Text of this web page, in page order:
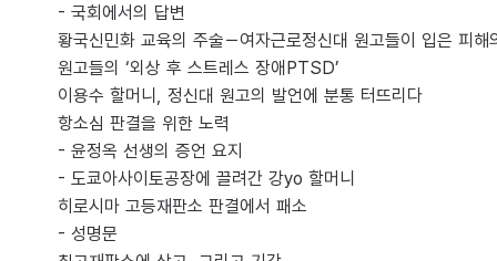
- 국회에서의 답변
황국신민화 교육의 주술－여자근로정신대 원고들이 입은 피해
원고들의 ‘외상 후 스트레스 장애PTSD’
이용수 할머니, 정신대 원고의 발언에 분통 터뜨리다
항소심 판결을 위한 노력
- 윤정옥 선생의 증언 요지
- 도쿄아사이토공장에 끌려간 강yo 할머니
히로시마 고등재판소 판결에서 패소
- 성명문